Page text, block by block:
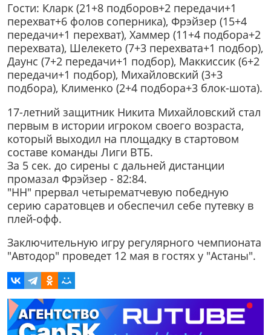
Гости: Кларк (21+8 подборов+2 передачи+1
перехват+6 фолов соперника), Фрэйзер (15+4
передачи+1 перехват), Хаммер (11+4 подбора+2
перехвата), Шелекето (7+3 перехвата+1 подбор),
Даунс (7+2 передачи+1 подбор), Маккиссик (6+2
передачи+1 подбор), Михайловский (3+3
подбора), Клименко (2+4 подбора+3 блок-шота).
17-летний защитник Никита Михайловский стал
первым в истории игроком своего возраста,
который выходил на площадку в стартовом
составе команды Лиги ВТБ.
За 5 сек. до сирены с дальней дистанции
промазал Фрэйзер - 82:84.
"НН" прервал четырематчевую победную
серию саратовцев и обеспечил себе путевку в
плей-офф.
Заключительную игру регулярного чемпионата
"Автодор" проведет 12 мая в гостях у "Астаны".